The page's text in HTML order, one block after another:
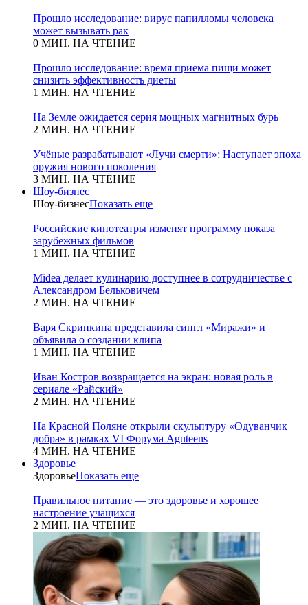
Прошло исследование: вирус папилломы человека
может вызывать рак
0 МИН. НА ЧТЕНИЕ
Прошло исследование: время приема пищи может
снизить эффективность диеты
1 МИН. НА ЧТЕНИЕ
На Земле ожидается серия мощных магнитных бурь
2 МИН. НА ЧТЕНИЕ
Учёные разрабатывают «Лучи смерти»: Наступает эпоха
оружия нового поколения
3 МИН. НА ЧТЕНИЕ
Шоу-бизнес
Шоу-бизнесПоказать еще
Российские кинотеатры изменят программу показа
зарубежных фильмов
1 МИН. НА ЧТЕНИЕ
Midea делает кулинарию доступнее в сотрудничестве с
Александром Бельковичем
2 МИН. НА ЧТЕНИЕ
Варя Скрипкина представила сингл «Миражи» и
объявила о создании клипа
1 МИН. НА ЧТЕНИЕ
Иван Костров возвращается на экран: новая роль в
сериале «Райский»
2 МИН. НА ЧТЕНИЕ
На Красной Поляне открыли скульптуру «Одуванчик
добра» в рамках VI Форума Aguteens
4 МИН. НА ЧТЕНИЕ
Здоровье
ЗдоровьеПоказать еще
Правильное питание — это здоровье и хорошее
настроение учащихся
2 МИН. НА ЧТЕНИЕ